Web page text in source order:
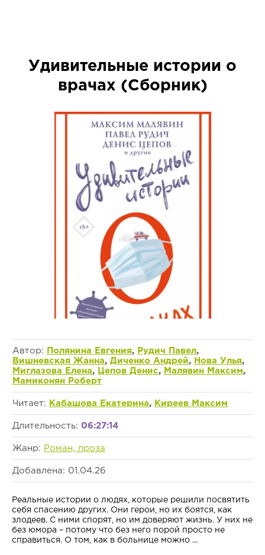
Удивительные истории о
врачах (Сборник)
Автор: Полянина Евгения, Рудич Павел,
Вишневская Жанна, Диченко Андрей, Нова Улья,
Миглазова Елена, Цепов Денис, Малявин Максим,
Мамиконян Роберт
Читает: Кабашова Екатерина, Киреев Максим
Длительность: 06:27:14
Жанр: Роман, проза
Добавлена: 01.04.26
Реальные истории о людях, которые решили посвятить
себя спасению других. Они герои, но их боятся, как
злодеев. С ними спорят, но им доверяют жизнь. У них не
без юмора – потому что без него порой просто не
справиться. О том, как в больнице можно ...